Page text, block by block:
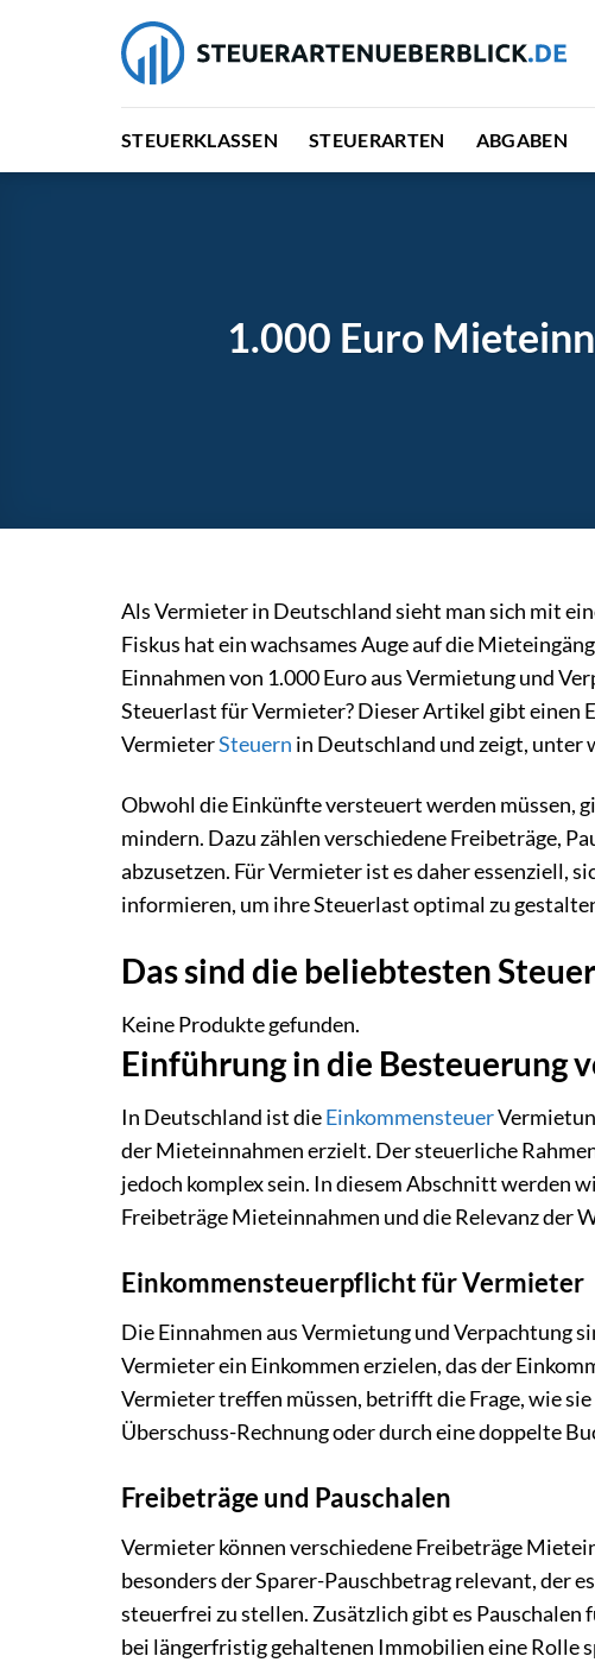
STEUERKLASSEN STEUERARTEN ABGABEN
1.000 Euro
Als Vermieter in Deutschland sieht man sich mit
Fiskus hat ein wachsames Auge auf die
Einnahmen von 1.000 Euro aus Vermietung und
Steuerlast für Vermieter? Dieser Artikel gibt einen
VermieterSteuern in Deutschland und zeigt, unter
Obwohl die Einkünfte versteuert werden müssen,
mindern. Dazu zählen verschiedene Freibeträge,
abzusetzen. Für Vermieter ist es daher essenziell,
informieren, um ihre Steuerlast optimal zu
Das sind die beliebtesten
Keine Produkte gefunden.
Einführung in die Besteuerung
In Deutschland ist dieEinkommensteuer
der Mieteinnahmen erzielt. Der steuerliche
jedoch komplex sein. In diesem Abschnitt werden
Freibeträge Mieteinnahmen und die Relevanz der
Einkommensteuerpflicht für Vermieter
Die Einnahmen aus Vermietung und Verpachtung
Vermieter ein Einkommen erzielen, das der
Vermieter treffen müssen, betrifft die Frage, wie
Überschuss-Rechnung oder durch eine doppelte
Freibeträge und Pauschalen
Vermieter können verschiedene Freibeträge
besonders der Sparer-Pauschbetrag relevant, der
steuerfrei zu stellen. Zusätzlich gibt es
bei längerfristig gehaltenen Immobilien eine Rolle